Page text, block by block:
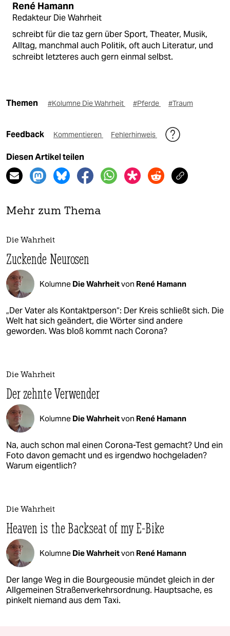
René Hamann
Redakteur Die Wahrheit
schreibt für die taz gern über Sport, Theater, Musik,
Alltag, manchmal auch Politik, oft auch Literatur, und
schreibt letzteres auch gern einmal selbst.
Themen #Kolumne Die Wahrheit #Pferde #Traum
Feedback Kommentieren Fehlerhinweis
Diesen Artikel teilen
Mehr zum Thema
Die Wahrheit
Zuckende Neurosen
Kolumne Die Wahrheitvon René Hamann
„Der Vater als Kontaktperson“: Der Kreis schließt sich. Die
Welt hat sich geändert, die Wörter sind andere
geworden. Was bloß kommt nach Corona?
Die Wahrheit
Der zehnte Verwender
Kolumne Die Wahrheitvon René Hamann
Na, auch schon mal einen Corona-Test gemacht? Und ein
Foto davon gemacht und es irgendwo hochgeladen?
Warum eigentlich?
Die Wahrheit
Heaven is the Backseat of my E-Bike
Kolumne Die Wahrheitvon René Hamann
Der lange Weg in die Bourgeousie mündet gleich in der
Allgemeinen Straßenverkehrsordnung. Hauptsache, es
pinkelt niemand aus dem Taxi.